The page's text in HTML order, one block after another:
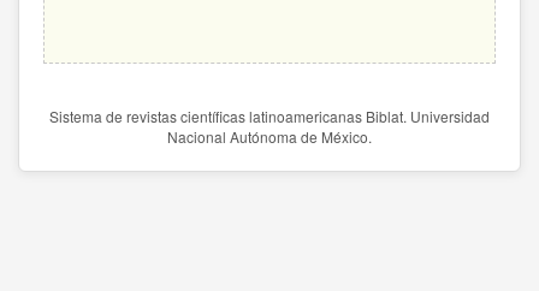
Sistema de revistas científicas latinoamericanas Biblat. Universidad
Nacional Autónoma de México.